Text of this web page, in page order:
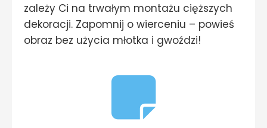
zależy Ci na trwałym montażu cięższych
dekoracji. Zapomnij o wierceniu – powieś
obraz bez użycia młotka i gwoździ!